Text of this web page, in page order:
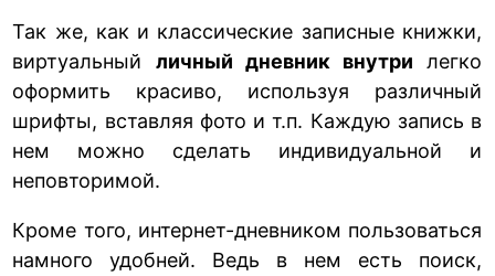
Так же, как и классические записные книжки,
виртуальный личный дневник внутри легко
оформить красиво, используя различный
шрифты, вставляя фото и т.п. Каждую запись в
нем можно сделать индивидуальной и
неповторимой.
Кроме того, интернет-дневником пользоваться
намного удобней. Ведь в нем есть поиск,